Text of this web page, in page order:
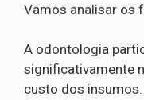
Vamos analisar os
A odontologia
significativamente
custo dos